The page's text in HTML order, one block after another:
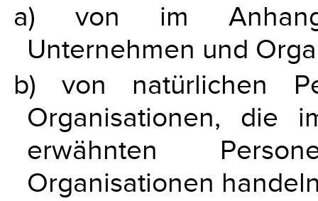
a) von im Anhang
Unternehmen und
b) von natürlichen
Organisationen, die
erwähnten
Organisationen